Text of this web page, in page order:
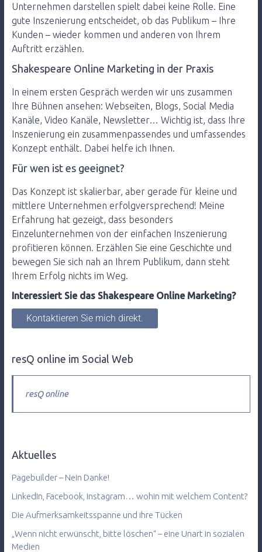
Unternehmen darstellen spielt dabei keine Rolle. Eine
gute Inszenierung entscheidet, ob das Publikum – Ihre
Kunden – wieder kommen und anderen von Ihrem
Auftritt erzählen.
Shakespeare Online Marketing in der Praxis
In einem ersten Gespräch werden wir uns zusammen
Ihre Bühnen ansehen: Webseiten, Blogs, Social Media
Kanäle, Video Kanäle, Newsletter… Wichtig ist, dass Ihre
Inszenierung ein zusammenpassendes und umfassendes
Konzept enthält. Dabei helfe ich Ihnen.
Für wen ist es geeignet?
Das Konzept ist skalierbar, aber gerade für kleine und
mittlere Unternehmen erfolgversprechend! Meine
Erfahrung hat gezeigt, dass besonders
Einzelunternehmen von der einfachen Inszenierung
profitieren können. Erzählen Sie eine Geschichte und
bewegen Sie sich nah an Ihrem Publikum, dann steht
Ihrem Erfolg nichts im Weg.
Interessiert Sie das Shakespeare Online Marketing?
Kontaktieren Sie mich direkt.
resQ online im Social Web
resQ online
Aktuelles
Pagebuilder – Nein Danke!
LinkedIn, Facebook, Instagram… wohin mit welchem Content?
Die Aufmerksamkeitsspanne und ihre Tücken
„Wenn nicht erwünscht, bitte löschen“ – eine Unart in sozialen
Medien